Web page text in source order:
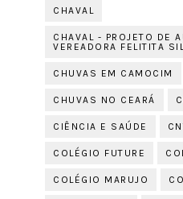
CHAVAL
CHAVAL - PROJETO DE
VEREADORA FELITITA
CHUVAS EM CAMOCIM
CHUVAS NO CEARÁ
CIÊNCIA E SAÚDE
COLÉGIO FUTURE
COLÉGIO MARUJO